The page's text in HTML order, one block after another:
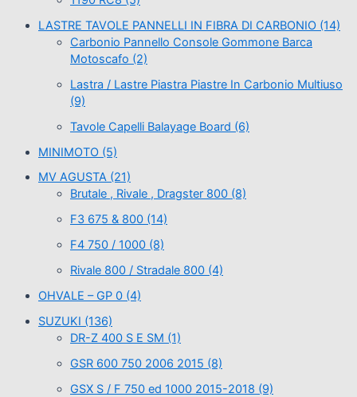
LASTRE TAVOLE PANNELLI IN FIBRA DI CARBONIO (14)
Carbonio Pannello Console Gommone Barca
Motoscafo (2)
Lastra / Lastre Piastra Piastre In Carbonio Multiuso
(9)
Tavole Capelli Balayage Board (6)
MINIMOTO (5)
MV AGUSTA (21)
Brutale , Rivale , Dragster 800 (8)
F3 675 & 800 (14)
F4 750 / 1000 (8)
Rivale 800 / Stradale 800 (4)
OHVALE – GP 0 (4)
SUZUKI (136)
DR-Z 400 S E SM (1)
GSR 600 750 2006 2015 (8)
GSX S / F 750 ed 1000 2015-2018 (9)